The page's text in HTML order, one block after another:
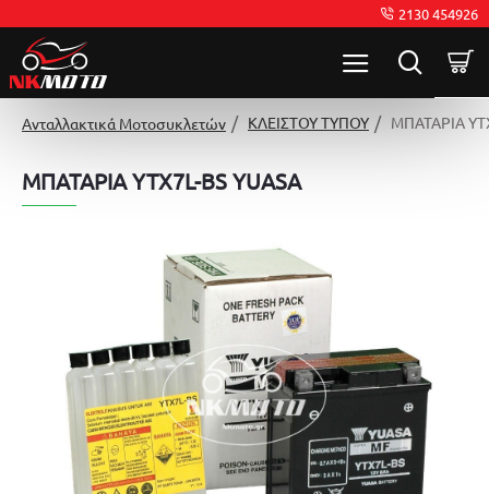
2130 454926
Ανταλλακτικά Μοτοσυκλετών ΚΛΕΙΣΤΟΥ ΤΥΠΟΥ ΜΠΑΤΑΡΙΑ
ΜΠΑΤΑΡΙΑ YTX7L-BS YUASA